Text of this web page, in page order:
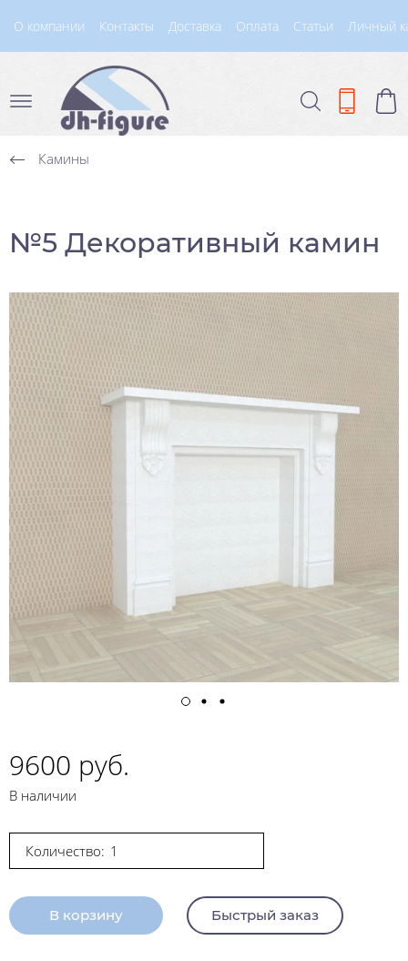
О компании Контакты Доставка Оплата Статьи Личный
Камины
№5 Декоративный камин
9600 руб.
В наличии
Количество:
В корзину Быстрый заказ